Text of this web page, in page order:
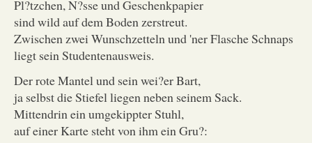
Pl?tzchen, N?sse und Geschenkpapier
sind wild auf dem Boden zerstreut.
Zwischen zwei Wunschzetteln und 'ner Flasche Schnaps
liegt sein Studentenausweis.
Der rote Mantel und sein wei?er Bart,
ja selbst die Stiefel liegen neben seinem Sack.
Mittendrin ein umgekippter Stuhl,
auf einer Karte steht von ihm ein Gru?: